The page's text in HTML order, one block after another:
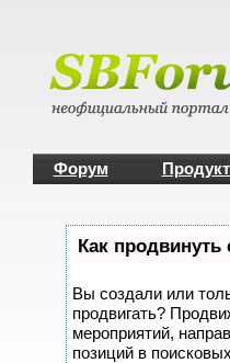
Форум
Как продвинуть
Вы создали или
продвигать?
мероприятий,
позиций в